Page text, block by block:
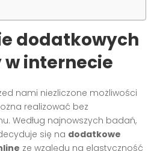
dodatkowych
w internecie
nami niezliczone możliwości
realizować bez
Według najnowszych badań,
się na dodatkowe
ze względu na elastyczność